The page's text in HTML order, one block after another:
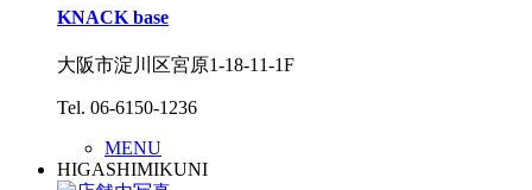
KNACK base
大阪市淀川区宮原1-18-11-1F
Tel. 06-6150-1236
MENU
HIGASHIMIKUNI